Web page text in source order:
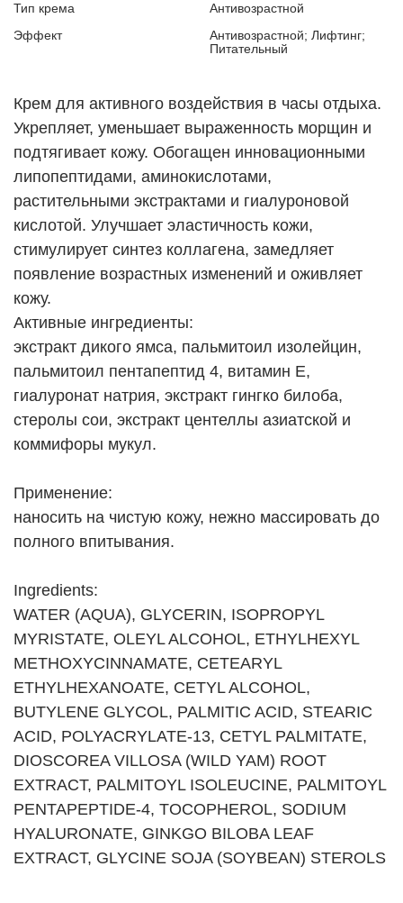
Тип крема
Антивозрастной
Эффект
Антивозрастной; Лифтинг;
Питательный
Крем для активного воздействия в часы отдыха.
Укрепляет, уменьшает выраженность морщин и
подтягивает кожу. Обогащен инновационными
липопептидами, аминокислотами,
растительными экстрактами и гиалуроновой
кислотой. Улучшает эластичность кожи,
стимулирует синтез коллагена, замедляет
появление возрастных изменений и оживляет
кожу.
Активные ингредиенты:
экстракт дикого ямса, пальмитоил изолейцин,
пальмитоил пентапептид 4, витамин Е,
гиалуронат натрия, экстракт гингко билоба,
стеролы сои, экстракт центеллы азиатской и
коммифоры мукул.
Применение:
наносить на чистую кожу, нежно массировать до
полного впитывания.
Ingredients:
WATER (AQUA), GLYCERIN, ISOPROPYL
MYRISTATE, OLEYL ALCOHOL, ETHYLHEXYL
METHOXYCINNAMATE, CETEARYL
ETHYLHEXANOATE, CETYL ALCOHOL,
BUTYLENE GLYCOL, PALMITIC ACID, STEARIC
ACID, POLYACRYLATE-13, CETYL PALMITATE,
DIOSCOREA VILLOSA (WILD YAM) ROOT
EXTRACT, PALMITOYL ISOLEUCINE, PALMITOYL
PENTAPEPTIDE-4, TOCOPHEROL, SODIUM
HYALURONATE, GINKGO BILOBA LEAF
EXTRACT, GLYCINE SOJA (SOYBEAN) STEROLS